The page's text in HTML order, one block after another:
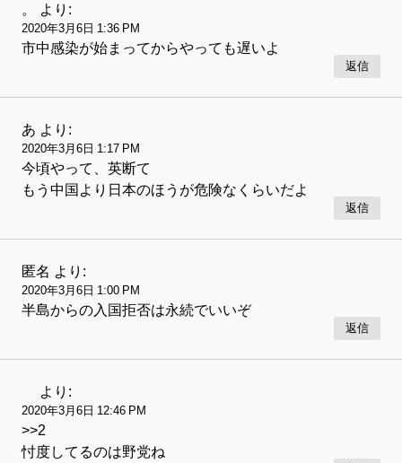
より:
2020年3月6日 1:36 PM
市中感染が始まってからやっても遅いよ
返信
あ より:
2020年3月6日 1:17 PM
今頃やって、英断て
もう中国より日本のほうが危険なくらいだよ
返信
匿名 より:
2020年3月6日 1:00 PM
半島からの入国拒否は永続でいいぞ
返信
より:
2020年3月6日 12:46 PM
>>2
忖度してるのは野党ね